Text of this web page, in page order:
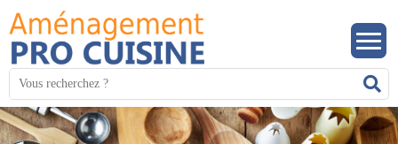
Mots
clés
:
Panneau de gestion des cookies